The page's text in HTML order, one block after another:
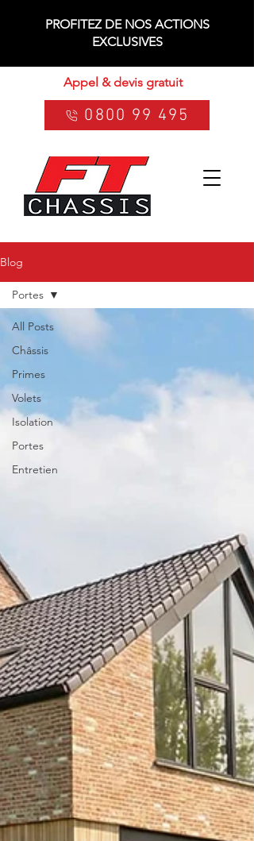
Appel & devis gratuit
0800 99 495
PROFITEZ DE NOS ACTIONS
EXCLUSIVES
Blog
All Posts
Châssis
Primes
Volets
Isolation
Portes
Entretien
Portes